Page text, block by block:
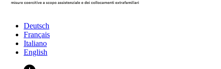
Deutsch
Français
Italiano
English